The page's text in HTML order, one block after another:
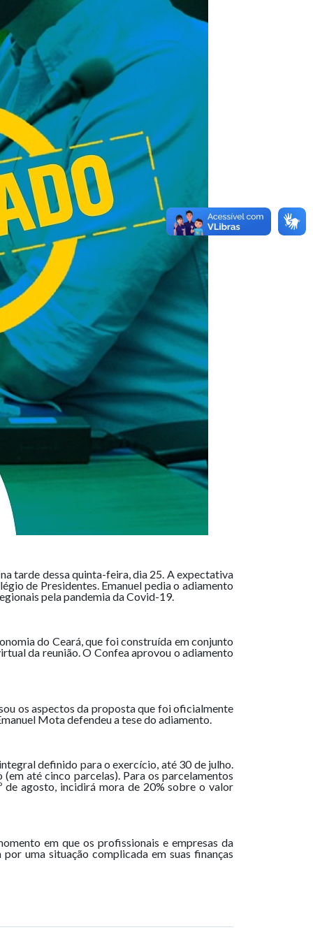
tarde dessa quinta-feira, dia 25. A expectativa
de Presidentes. Emanuel pedia o adiamento
pela pandemia da Covid-19.
do Ceará, que foi construída em conjunto
da reunião. O Confea aprovou o adiamento
os aspectos da proposta que foi oficialmente
Mota defendeu a tese do adiamento.
definido para o exercício, até 30 de julho.
até cinco parcelas). Para os parcelamentos
de agosto, incidirá mora de 20% sobre o valor
em que os profissionais e empresas da
uma situação complicada em suas finanças